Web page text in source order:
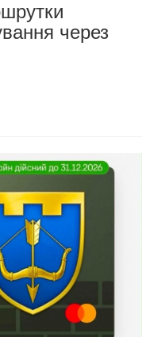
через